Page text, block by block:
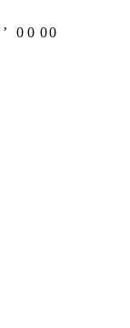
ʼ 0 0 00